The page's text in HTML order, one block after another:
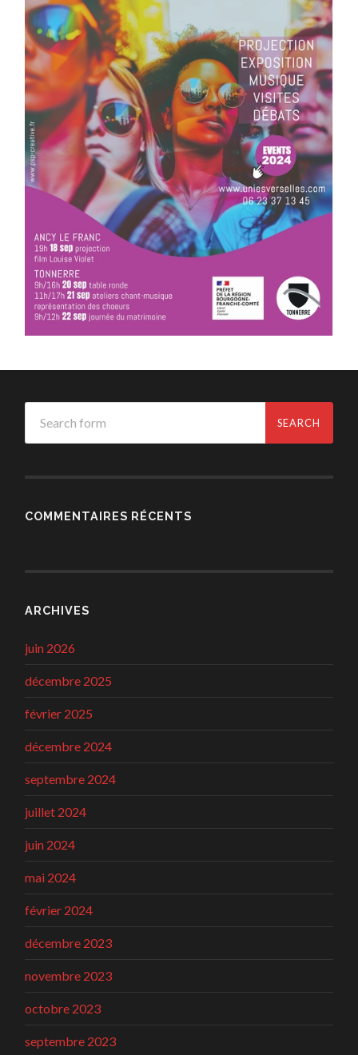
COMMENTAIRES RÉCENTS
ARCHIVES
juin 2026
décembre 2025
février 2025
décembre 2024
septembre 2024
juillet 2024
juin 2024
mai 2024
février 2024
décembre 2023
novembre 2023
octobre 2023
septembre 2023